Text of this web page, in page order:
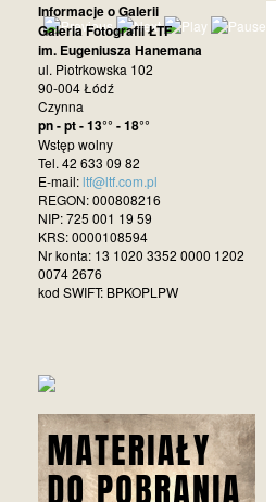
Informacje o Galerii
Galeria Fotografii ŁTF
im. Eugeniusza Hanemana
ul. Piotrkowska 102
90-004 Łódź
Czynna
pn - pt - 13°° - 18°°
Wstęp wolny
Tel. 42 633 09 82
E-mail:ltf@ltf.com.pl
REGON: 000808216
NIP: 725 001 19 59
KRS: 0000108594
Nr konta: 13 1020 3352 0000 1202
0074 2676
kod SWIFT: BPKOPLPW